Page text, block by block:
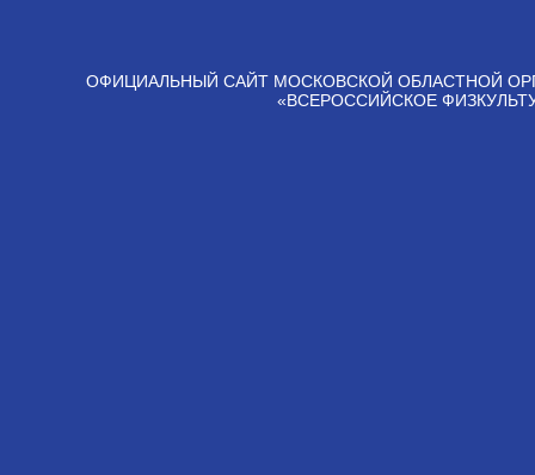
ОФИЦИАЛЬНЫЙ САЙТ МОСКОВСКОЙ ОБЛАСТНОЙ
«ВСЕРОССИЙСКОЕ